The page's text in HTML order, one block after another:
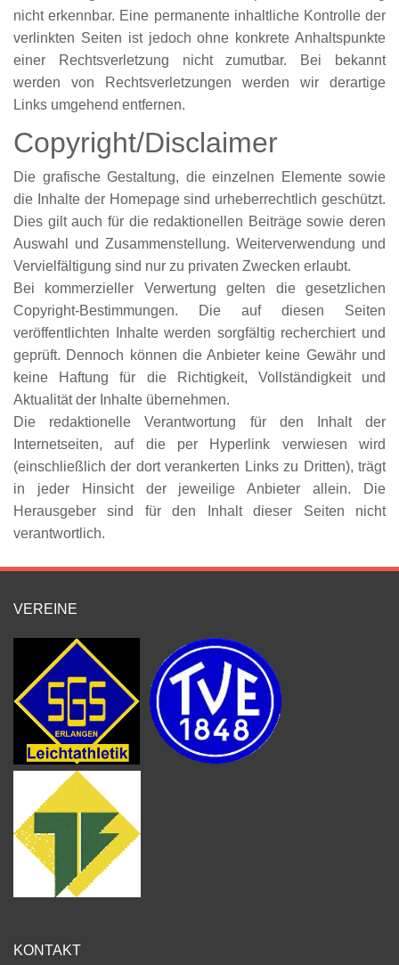
nicht erkennbar. Eine permanente inhaltliche Kontrolle der
verlinkten Seiten ist jedoch ohne konkrete Anhaltspunkte
einer Rechtsverletzung nicht zumutbar. Bei bekannt
werden von Rechtsverletzungen werden wir derartige
Links umgehend entfernen.
Copyright/Disclaimer
Die grafische Gestaltung, die einzelnen Elemente sowie
die Inhalte der Homepage sind urheberrechtlich geschützt.
Dies gilt auch für die redaktionellen Beiträge sowie deren
Auswahl und Zusammenstellung. Weiterverwendung und
Vervielfältigung sind nur zu privaten Zwecken erlaubt.
Bei kommerzieller Verwertung gelten die gesetzlichen
Copyright-Bestimmungen. Die auf diesen Seiten
veröffentlichten Inhalte werden sorgfältig recherchiert und
geprüft. Dennoch können die Anbieter keine Gewähr und
keine Haftung für die Richtigkeit, Vollständigkeit und
Aktualität der Inhalte übernehmen.
Die redaktionelle Verantwortung für den Inhalt der
Internetseiten, auf die per Hyperlink verwiesen wird
(einschließlich der dort verankerten Links zu Dritten), trägt
in jeder Hinsicht der jeweilige Anbieter allein. Die
Herausgeber sind für den Inhalt dieser Seiten nicht
verantwortlich.
VEREINE
KONTAKT